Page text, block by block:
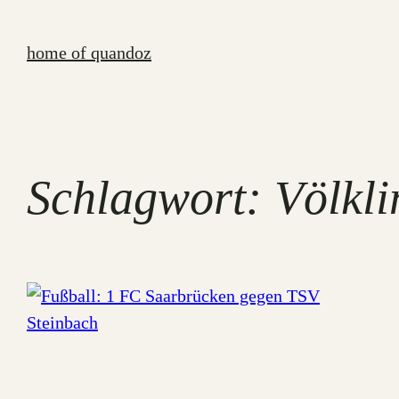
springen
home of quandoz
Schlagwort: